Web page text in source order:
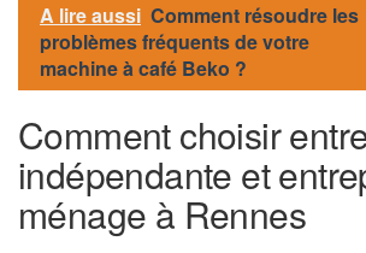
A lire aussi Comment résoudre les
problèmes fréquents de votre
machine à café Beko ?
Comment choisir
indépendante et
ménage à Rennes